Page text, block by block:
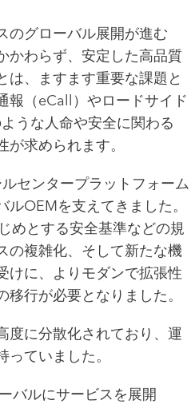
のグローバル展開が進む
かわらず、安定した高品質
は、ますます重要な課題と
報（eCall）やロードサイド
うな人命や安全に関わる
求められます。
センタープラットフォーム
OEMを支えてきました。
めとする安全基準などの規
の複雑化、そして新たな機
けに、よりモダンで拡張性
行が必要となりました。
度に分散化されており、運
ていました。
バルにサービスを展開